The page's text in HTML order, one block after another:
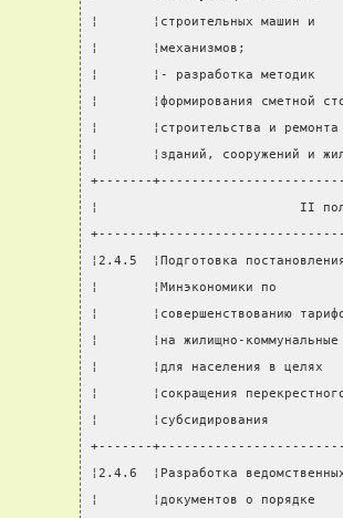
¦       ¦строительных
¦       ¦механизмов;
¦       ¦- разработка
¦       ¦формирования
¦       ¦строительства и
¦       ¦зданий,
+-------
¦                          II
+-------
¦2.4.5  ¦Подготовка
¦       ¦Минэкономики по
¦       ¦совершенствованию
¦       ¦на жилищно-
¦       ¦для населения в
¦       ¦сокращения
¦
+-------
¦2.4.6  ¦Разработка
¦       ¦документов о